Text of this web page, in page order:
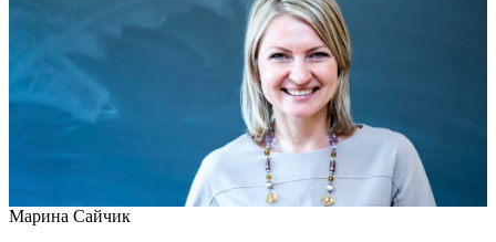
Марина Сайчик